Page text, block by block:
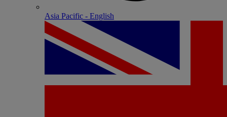
Asia Pacific - English